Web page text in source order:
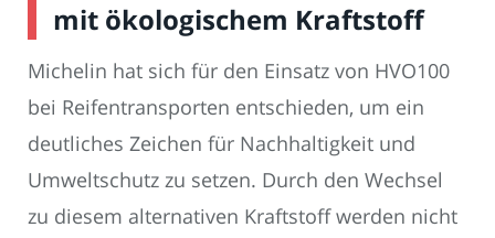
mit ökologischem Kraftstoff
Michelin hat sich für den Einsatz von HVO100
bei Reifentransporten entschieden, um ein
deutliches Zeichen für Nachhaltigkeit und
Umweltschutz zu setzen. Durch den Wechsel
zu diesem alternativen Kraftstoff werden nicht